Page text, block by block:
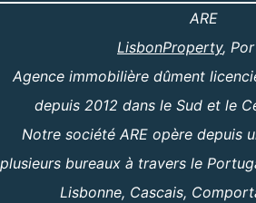
ARE
LisbonProperty,
Agence immobilière dûment
depuis 2012 dans le Sud et le
Notre société ARE opère depuis
plusieurs bureaux à travers le
Lisbonne, Cascais,